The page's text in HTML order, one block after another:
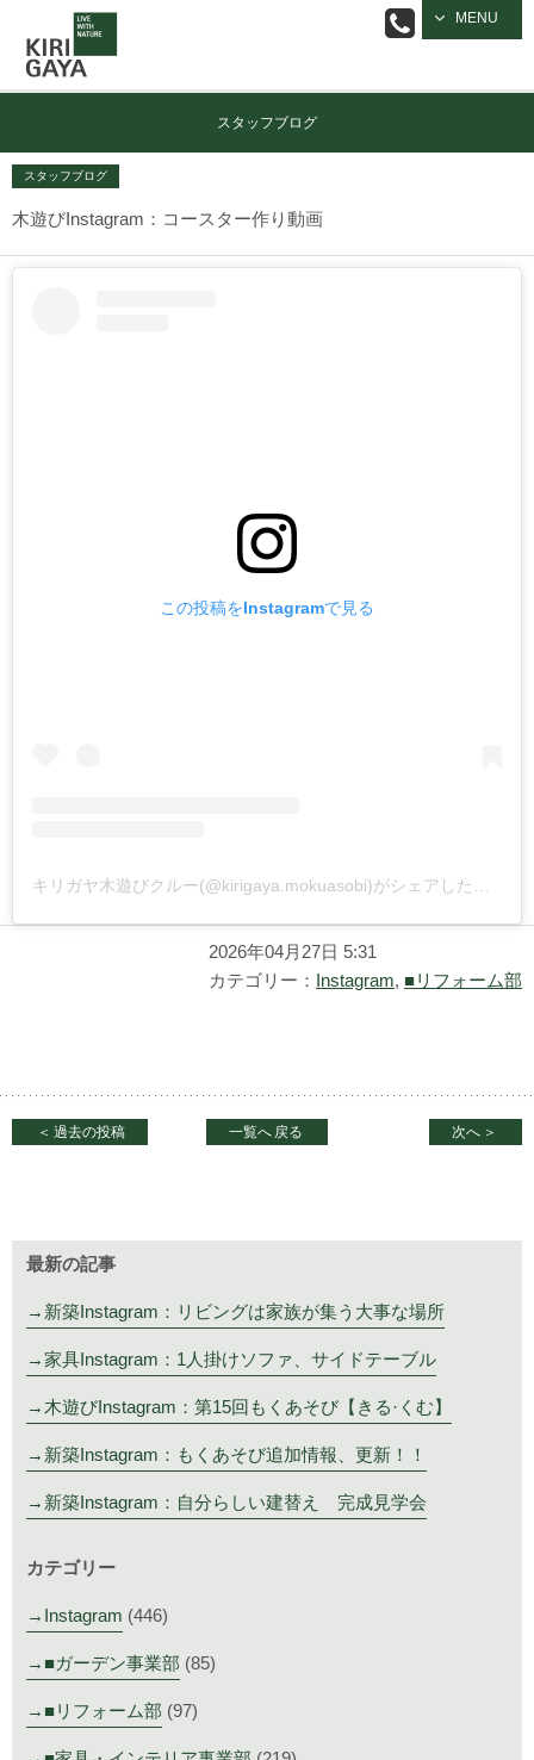
MENU
逗子の工務店
｜キリガヤ
スタッフブログ
スタッフブログ
木遊びInstagram：コースター作り動画
この投稿をInstagramで見る
2026年04月27日 5:31
カテゴリー： Instagram, ■リフォーム部
＜ 過去の投稿 一覧へ 戻る 次へ ＞
最新の記事
新築Instagram：リビングは家族が集う大事な場所
家具Instagram：1人掛けソファ、サイドテーブル
木遊びInstagram：第15回もくあそび【きる·くむ】
新築Instagram：もくあそび追加情報、更新！！
新築Instagram：自分らしい建替え 完成見学会
カテゴリー
Instagram (446)
■ガーデン事業部 (85)
■リフォーム部 (97)